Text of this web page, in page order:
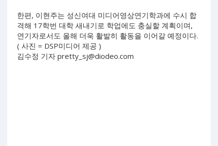
한편, 이현주는 성신여대 미디어영상연기학과에 수시 합
격해 17학번 대학 새내기로 학업에도 충실할 계획이며,
연기자로서도 올해 더욱 활발히 활동을 이어갈 예정이다.
( 사진 = DSP미디어 제공 )
김수정 기자 pretty_sj@diodeo.com